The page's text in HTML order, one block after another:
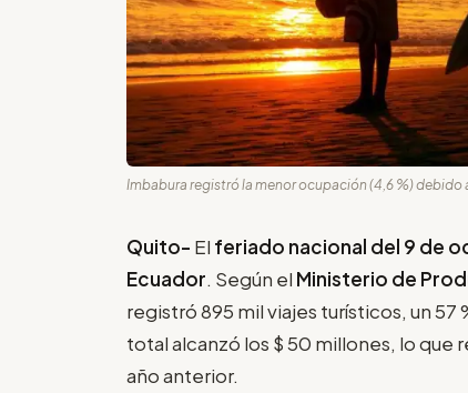
Imbabura registró la menor ocupación (4,6 %)
Quito- El feriado nacional del 9 de
Ecuador. Según el Ministerio de
registró 895 mil viajes turísticos, un
total alcanzó los $ 50 millones, lo que
año anterior.